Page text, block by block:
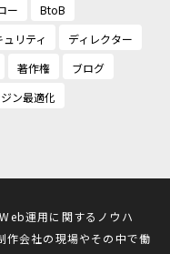
ー
BtoB
ュリティ
ディレクター
著作権
ブログ
ン最適化
運用に関するノウハ
作会社の現場やその中で働